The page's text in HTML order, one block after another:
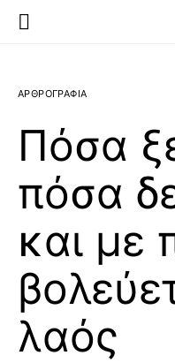
ΑΡΘΡΟΓΡΑΦΙΑ
Πόσα
πόσα
και με
λαός